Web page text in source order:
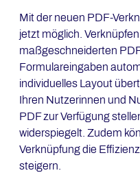
Mit der neuen PDF-
jetzt möglich.
maßgeschneiderten
Formulareingaben
individuelles Layout
Ihren Nutzerinnen und
PDF zur Verfügung
widerspiegelt. Zudem
Verknüpfung die
steigern.